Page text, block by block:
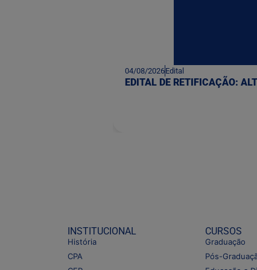
04/08/2026Edital
EDITAL DE RETIFICAÇÃO:
INSTITUCIONAL
História
CPA
CURSOS
Graduação
Pós-